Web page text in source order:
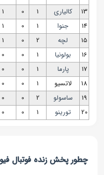
13
کالیاری 1
0
1
14
جنوا 1
0
1
15
لچه 2
0
1
16
بولونیا 1
0
0
17
پارما 1
0
0
18
لاتسیو 1
0
0
19
ساسولو 2
0
0
20
تورینو 1
0
0
چطور پخش زنده فوتبال